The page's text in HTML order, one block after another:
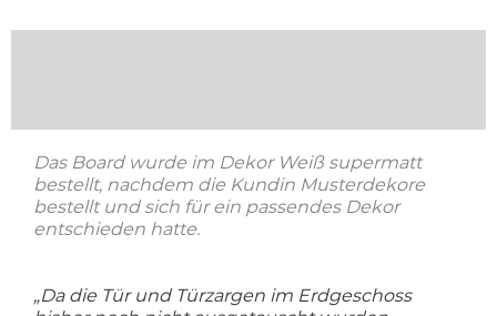
Das Board wurde im Dekor Weiß supermatt
bestellt, nachdem die Kundin Musterdekore
bestellt und sich für ein passendes Dekor
entschieden hatte.
„Da die Tür und Türzargen im Erdgeschoss